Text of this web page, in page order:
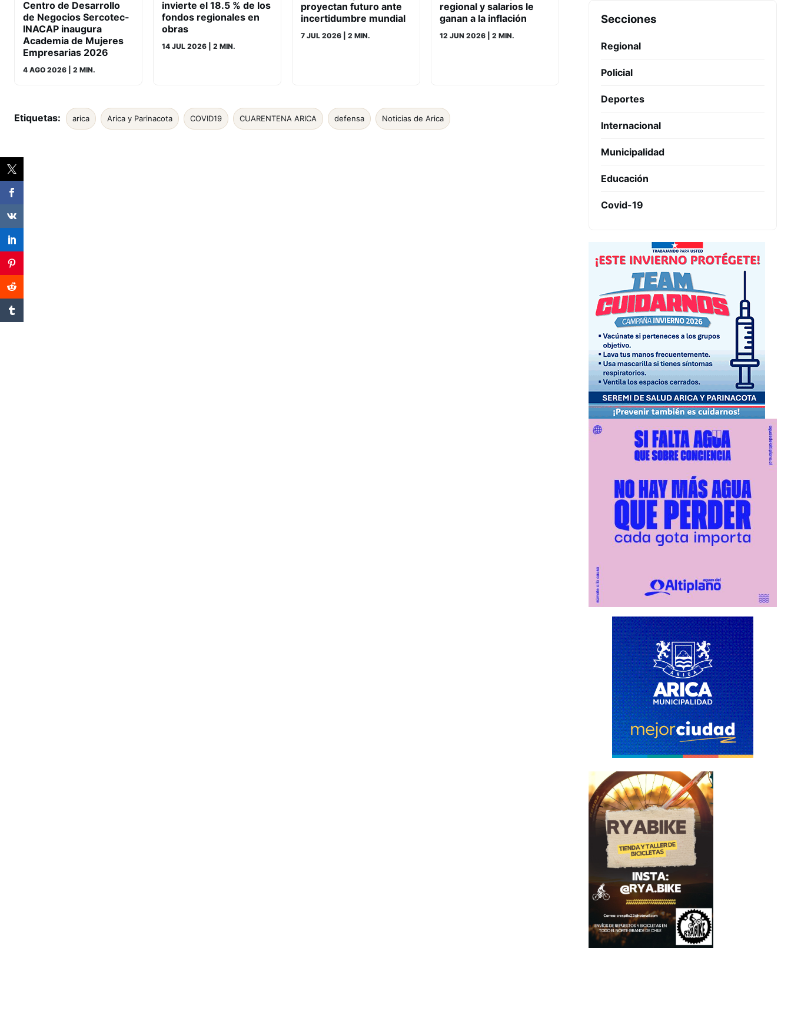
Centro de Desarrollo
de Negocios Sercotec-
INACAP inaugura
Academia de Mujeres
Empresarias 2026
4 AGO 2026 | 2 MIN.
invierte el 18.5 % de los
fondos regionales en
obras
14 JUL 2026 | 2 MIN.
proyectan futuro ante
incertidumbre mundial
7 JUL 2026 | 2 MIN.
regional y salarios le
ganan a la inflación
12 JUN 2026 | 2 MIN.
Etiquetas: arica Arica y Parinacota COVID19 CUARENTENA ARICA defensa Noticias de Arica
Secciones
Regional
Policial
Deportes
Internacional
Municipalidad
Educación
Covid-19